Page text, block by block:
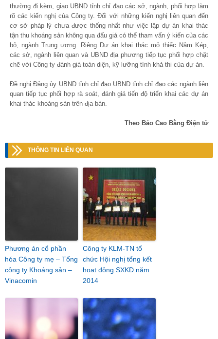
thường đi kèm, giao UBND tỉnh chỉ đạo các sở, ngành, phối hợp làm
rõ các kiến nghị của Công ty. Đối với những kiến nghị liên quan đến
cơ sở pháp lý chưa được thống nhất như việc lập dự án khai thác
tận thu khoáng sản không qua đấu giá có thể tham vấn ý kiến của các
bộ, ngành Trung ương. Riêng Dự án khai thác mỏ thiếc Nậm Kép,
các sở, ngành liên quan và UBND địa phương tiếp tục phối hợp chặt
chẽ với Công ty đánh giá toàn diện, kỹ lưỡng tính khả thi của dự án.
Đề nghị Đảng ủy UBND tỉnh chỉ đạo UBND tỉnh chỉ đạo các ngành liên
quan tiếp tục phối hợp rà soát, đánh giá tiến độ triển khai các dự án
khai thác khoáng sản trên địa bàn.
Theo Báo Cao Bằng Điện tử
THÔNG TIN LIÊN QUAN
Phương án cổ phần
hóa Công ty mẹ – Tổng
công ty Khoáng sản –
Vinacomin
Công ty KLM-TN tổ
chức Hội nghị tổng kết
hoạt động SXKD năm
2014